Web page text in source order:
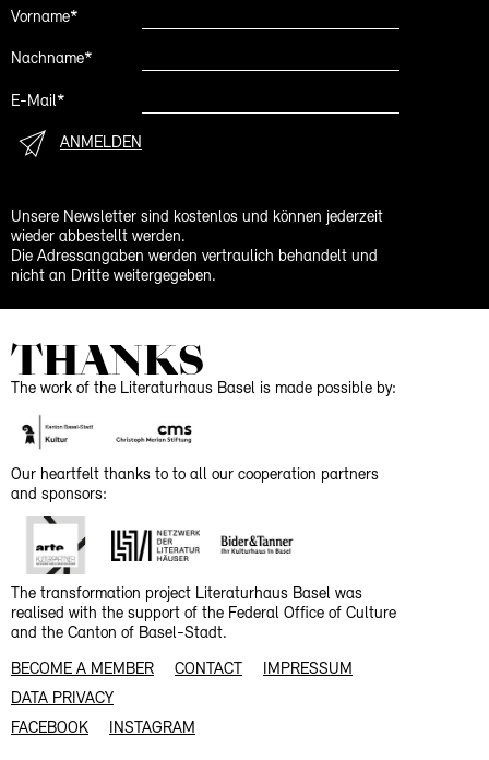
Vorname*
Nachname*
E-Mail*
ANMELDEN
Unsere Newsletter sind kostenlos und können jederzeit
wieder abbestellt werden.
Die Adressangaben werden vertraulich behandelt und
nicht an Dritte weitergegeben.
THANKS
The work of the Literaturhaus Basel is made possible by:
Our heartfelt thanks to to all our cooperation partners
and sponsors:
The transformation project Literaturhaus Basel was
realised with the support of the Federal Office of Culture
and the Canton of Basel-Stadt.
BECOME A MEMBER CONTACT
IMPRESSUM
DATA PRIVACY
FACEBOOK
INSTAGRAM